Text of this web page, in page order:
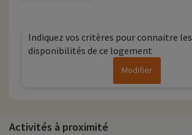
Indiquez vos critères pour connaitre les
disponibilités de ce logement
Modifier
Activités à proximité